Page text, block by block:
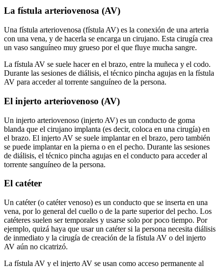
La fístula arteriovenosa (AV)
Una fístula arteriovenosa (fístula AV) es la conexión de una arteria
con una vena, y de hacerla se encarga un cirujano. Esta cirugía crea
un vaso sanguíneo muy grueso por el que fluye mucha sangre.
La fístula AV se suele hacer en el brazo, entre la muñeca y el codo.
Durante las sesiones de diálisis, el técnico pincha agujas en la fístula
AV para acceder al torrente sanguíneo de la persona.
El injerto arteriovenoso (AV)
Un injerto arteriovenoso (injerto AV) es un conducto de goma
blanda que el cirujano implanta (es decir, coloca en una cirugía) en
el brazo. El injerto AV se suele implantar en el brazo, pero también
se puede implantar en la pierna o en el pecho. Durante las sesiones
de diálisis, el técnico pincha agujas en el conducto para acceder al
torrente sanguíneo de la persona.
El catéter
Un catéter (o catéter venoso) es un conducto que se inserta en una
vena, por lo general del cuello o de la parte superior del pecho. Los
catéteres suelen ser temporales y usarse solo por poco tiempo. Por
ejemplo, quizá haya que usar un catéter si la persona necesita diálisis
de inmediato y la cirugía de creación de la fístula AV o del injerto
AV aún no cicatrizó.
La fístula AV y el injerto AV se usan como acceso permanente al